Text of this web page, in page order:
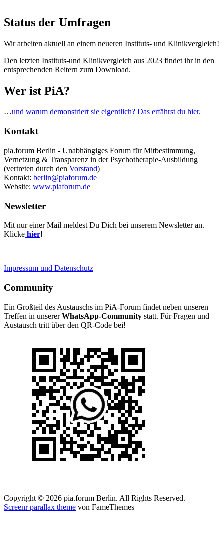
Status der Umfragen
Wir arbeiten aktuell an einem neueren Instituts- und Klinikvergleich!
Den letzten Instituts-und Klinikvergleich aus 2023 findet ihr in den
entsprechenden Reitern zum Download.
Wer ist PiA?
…und warum demonstriert sie eigentlich? Das erfährst du hier.
Kontakt
pia.forum Berlin - Unabhängiges Forum für Mitbestimmung,
Vernetzung & Transparenz in der Psychotherapie-Ausbildung
(vertreten durch den Vorstand)
Kontakt: berlin@piaforum.de
Website: www.piaforum.de
Newsletter
Mit nur einer Mail meldest Du Dich bei unserem Newsletter an.
Klicke hier!
Impressum und Datenschutz
Community
Ein Großteil des Austauschs im PiA-Forum findet neben unseren
Treffen in unsererWhatsApp-Community statt. Für Fragen und
Austausch tritt über den QR-Code bei!
Copyright © 2026 pia.forum Berlin. All Rights Reserved.
Screenr parallax theme von FameThemes